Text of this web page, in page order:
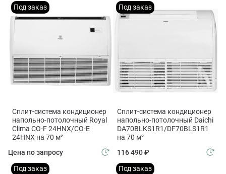
Под заказ
Сплит-система кондиционер
напольно-потолочный Royal
Clima CO-F 24HNX/CO-E
24HNX на 70 м²
Цена по запросу
Под заказ
Сплит-система кондиционер
напольно-потолочный Daichi
DA70BLKS1R1/DF70BLS1R1
на 70 м²
116 490 ₽
Под заказ Под заказ